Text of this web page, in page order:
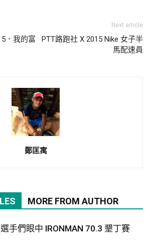
．我的富
Next article
PTT路跑社 X 2015 Nike 女子半
馬配速員
鄭匡寓
MORE FROM AUTHOR
手們眼中 IRONMAN 70.3 墾丁賽